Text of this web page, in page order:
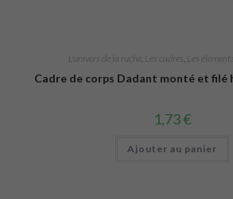
L'univers de la ruche Les cadres Les
Cadre de corps Dadant monté et filé
1,73€
Ajouter au panier